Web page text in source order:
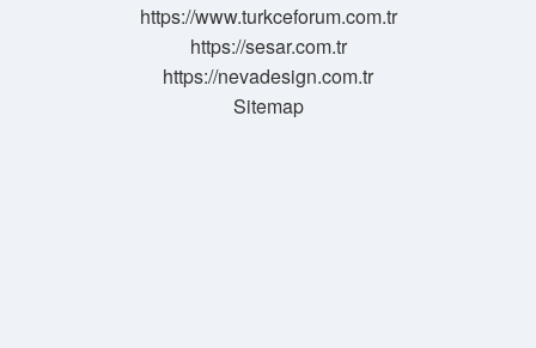
https://www.turkceforum.com.tr
https://sesar.com.tr
https://nevadesign.com.tr
Sitemap